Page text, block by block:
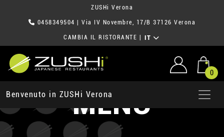
ZUSHi Verona
0458349504 | Via IV Novembre, 17/B 37126 Verona
CAMBIA IL RISTORANTE IT
0
Benvenuto in ZUSHi VeronaMENU